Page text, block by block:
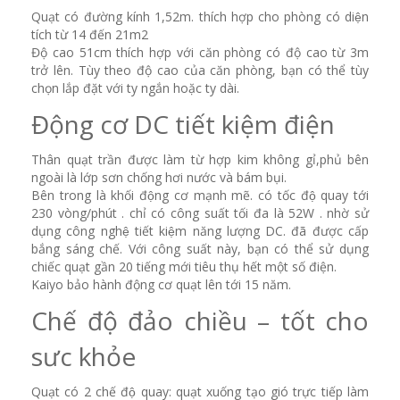
Quạt có đường kính 1,52m. thích hợp cho phòng có diện
tích từ 14 đến 21m2
Độ cao 51cm thích hợp với căn phòng có độ cao từ 3m
trở lên. Tùy theo độ cao của căn phòng, bạn có thể tùy
chọn lắp đặt với ty ngắn hoặc ty dài.
Động cơ DC tiết kiệm điện
Thân quạt trần được làm từ hợp kim không gỉ,phủ bên
ngoài là lớp sơn chống hơi nước và bám bụi.
Bên trong là khối động cơ mạnh mẽ. có tốc độ quay tới
230 vòng/phút . chỉ có công suất tối đa là 52W . nhờ sử
dụng công nghệ tiết kiệm năng lượng DC. đã được cấp
bắng sáng chế. Với công suất này, bạn có thể sử dụng
chiếc quạt gần 20 tiếng mới tiêu thụ hết một số điện.
Kaiyo bảo hành động cơ quạt lên tới 15 năm.
Chế độ đảo chiều – tốt cho
sưc khỏe
Quạt có 2 chế độ quay: quạt xuống tạo gió trực tiếp làm